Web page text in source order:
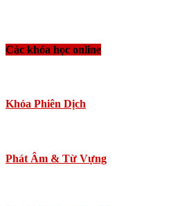
Các khóa học online
Khóa Phiên Dịch
Phát Âm & Từ Vựng